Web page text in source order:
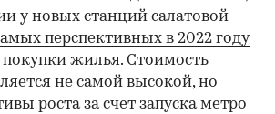
у новых станций салатовой
перспективных в 2022 году
покупки жилья. Стоимость
не самой высокой, но
роста за счет запуска метро